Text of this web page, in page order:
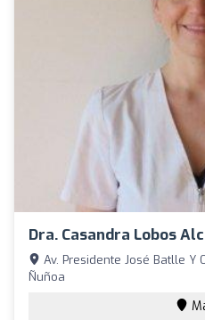
Dra. Casandra Lobos
Av. Presidente José Batlle Y
Ñuñoa